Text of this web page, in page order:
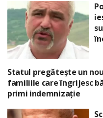
Statul pregătește un
familiile care îngrijesc
primi indemnizație